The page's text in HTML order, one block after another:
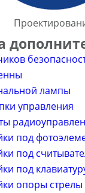
лампы
управления
под
под
под
опоры